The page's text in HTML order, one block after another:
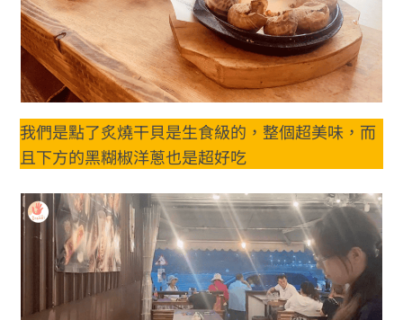
我們是點了炙燒干貝是生食級的，整個超美味，而
且下方的黑糊椒洋蔥也是超好吃